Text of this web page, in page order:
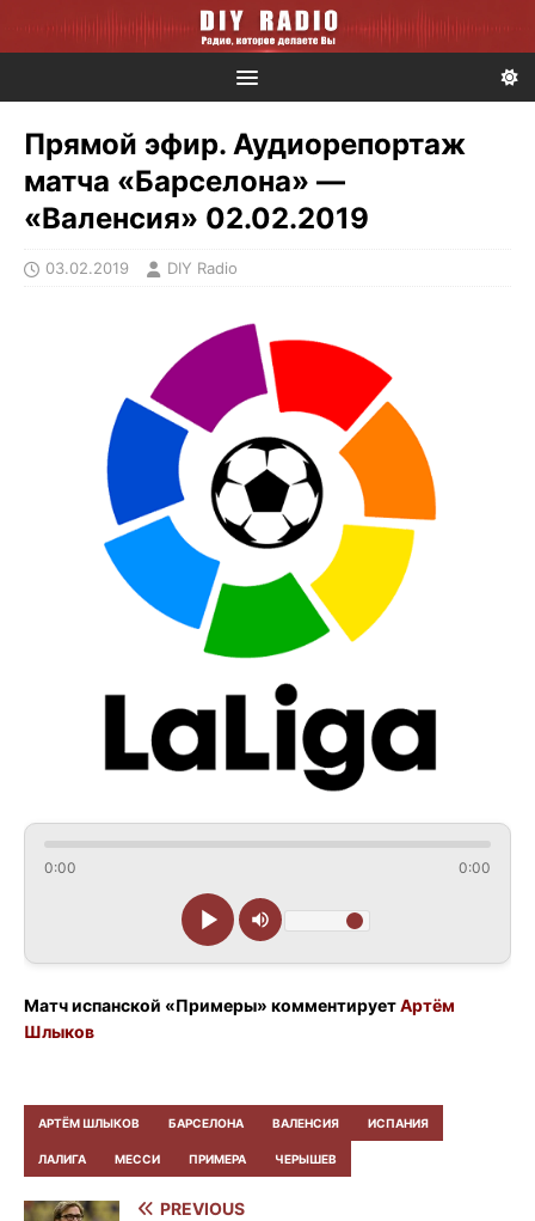
Прямой эфир. Аудиорепортаж
матча «Барселона» —
«Валенсия» 02.02.2019
03.02.2019 DIY Radio
0:00 0:00
Матч испанской «Примеры» комментируетАртём
Шлыков
АРТЁМ ШЛЫКОВ БАРСЕЛОНА ВАЛЕНСИЯ ИСПАНИЯ
ЛАЛИГА МЕССИ ПРИМЕРА ЧЕРЫШЕВ
PREVIOUS